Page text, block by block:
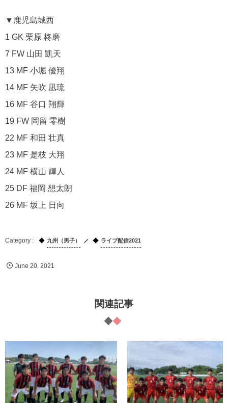
▼鹿児島城西
1 GK 栗原 柊磨
7 FW 山田 凱天
13 MF 小堀 優翔
14 MF 矢吹 凪琉
16 MF 谷口 翔輝
19 FW 岡留 零樹
22 MF 和田 壮真
23 MF 是枝 大翔
24 MF 横山 輝人
25 DF 福岡 想太朗
26 MF 坂上 日向
九州（男子） ライブ配信2021
June 20 ,2021
関連記事